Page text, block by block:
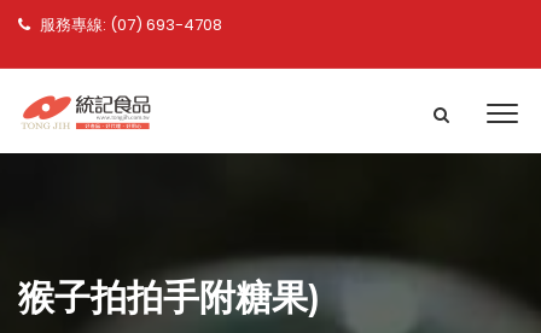
服務專線: (07) 693-4708
猴子拍拍手附糖果)